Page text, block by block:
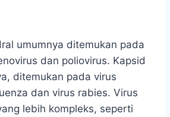
umumnya ditemukan pada
dan poliovirus. Kapsid
ditemukan pada virus
dan virus rabies. Virus
lebih kompleks, seperti